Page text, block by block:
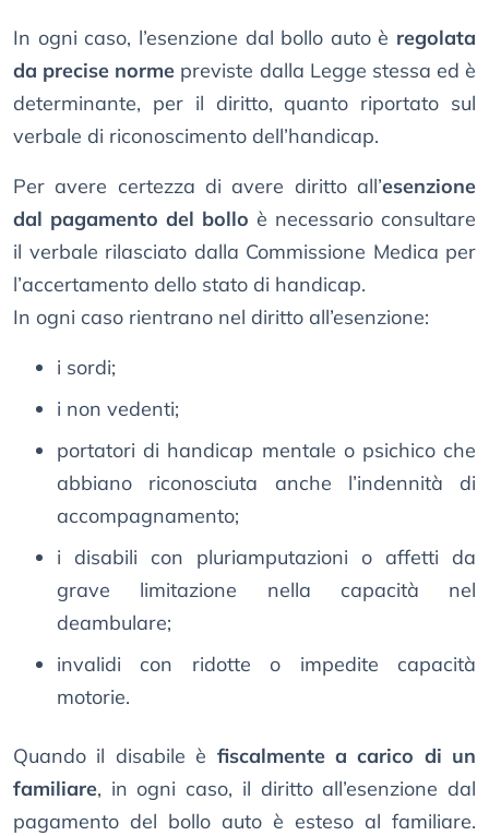
In ogni caso, l’esenzione dal bollo auto è regolata
da precise norme previste dalla Legge stessa ed è
determinante, per il diritto, quanto riportato sul
verbale di riconoscimento dell’handicap.
Per avere certezza di avere diritto all’esenzione
dal pagamento del bollo è necessario consultare
il verbale rilasciato dalla Commissione Medica per
l’accertamento dello stato di handicap.
In ogni caso rientrano nel diritto all’esenzione:
i sordi;
i non vedenti;
portatori di handicap mentale o psichico che
abbiano riconosciuta anche l’indennità di
accompagnamento;
i disabili con pluriamputazioni o affetti da
grave limitazione nella capacità nel
deambulare;
invalidi con ridotte o impedite capacità
motorie.
Quando il disabile è fiscalmente a carico di un
familiare, in ogni caso, il diritto all’esenzione dal
pagamento del bollo auto è esteso al familiare.